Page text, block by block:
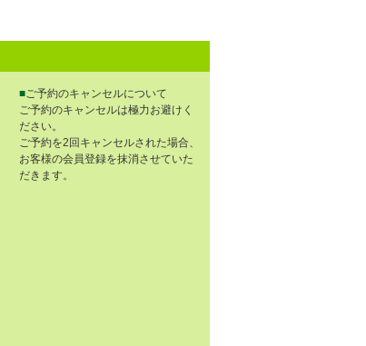
■ご予約のキャンセルについて
ご予約のキャンセルは極力お避けく
ださい。
ご予約を2回キャンセルされた場合、
お客様の会員登録を抹消させていた
だきます。